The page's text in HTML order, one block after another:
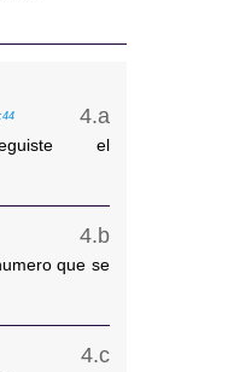
el
que se